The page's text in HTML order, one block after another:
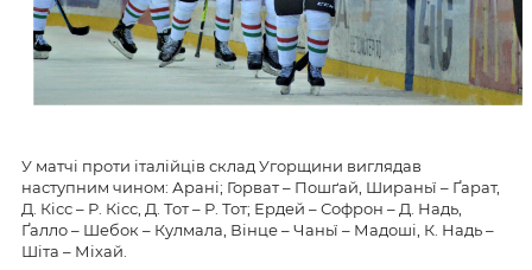
У матчі проти італійців склад Угорщини виглядав
наступним чином: Арані; Горват – Пошґай, Шираньї – Ґарат,
Д. Кісс – Р. Кісс, Д. Тот – Р. Тот; Ердей – Софрон – Д. Надь,
Ґалло – Шебок – Кулмала, Вінце – Чаньї – Мадоші, К. Надь –
Шіта – Міхай.